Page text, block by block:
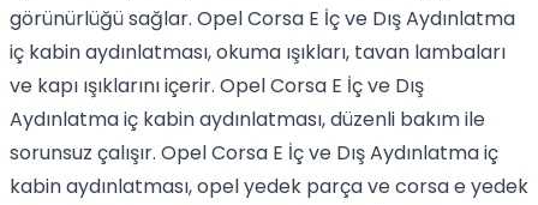
görünürlüğü sağlar. Opel Corsa E İç ve Dış Aydınlatma
iç kabin aydınlatması, okuma ışıkları, tavan lambaları
ve kapı ışıklarını içerir. Opel Corsa E İç ve Dış
Aydınlatma iç kabin aydınlatması, düzenli bakım ile
sorunsuz çalışır. Opel Corsa E İç ve Dış Aydınlatma iç
kabin aydınlatması, opel yedek parça ve corsa e yedek